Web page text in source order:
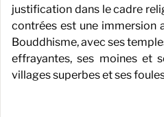
justification dans le cadre
contrées est une
Bouddhisme, avec ses
effrayantes, ses moines et
villages superbes et ses